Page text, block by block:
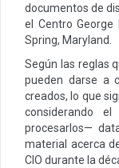
documentos de
el Centro George
Spring, Maryland.
Según las reglas
pueden darse a
creados, lo que
considerando
procesarlos—
material acerca
CIO durante la